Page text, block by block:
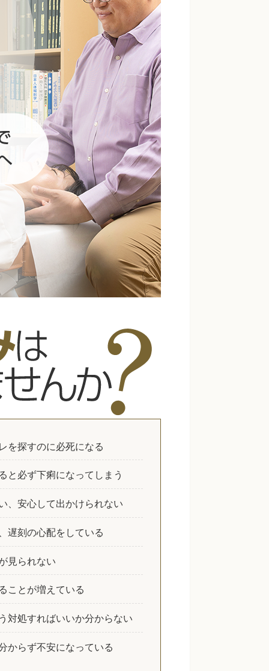
を探すのに必死になる
と必ず下痢になってしまう
、安心して出かけられない
遅刻の心配をしている
見られない
ことが増えている
対処すればいいか分からない
からず不安になっている